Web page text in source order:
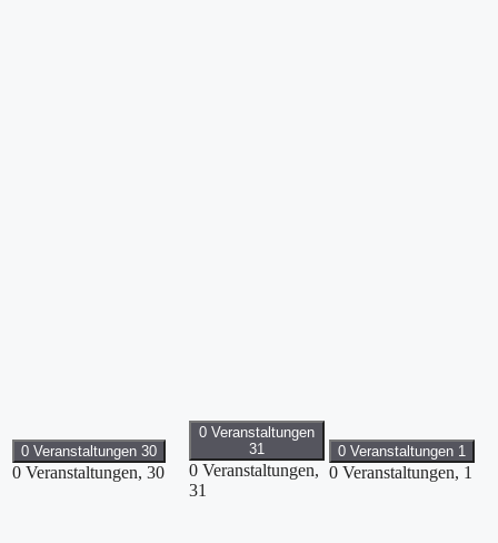
0 Veranstaltungen 30
0 Veranstaltungen, 30
0 Veranstaltungen
31
0 Veranstaltungen,
31
0 Veranstaltungen 1
0 Veranstaltungen, 1